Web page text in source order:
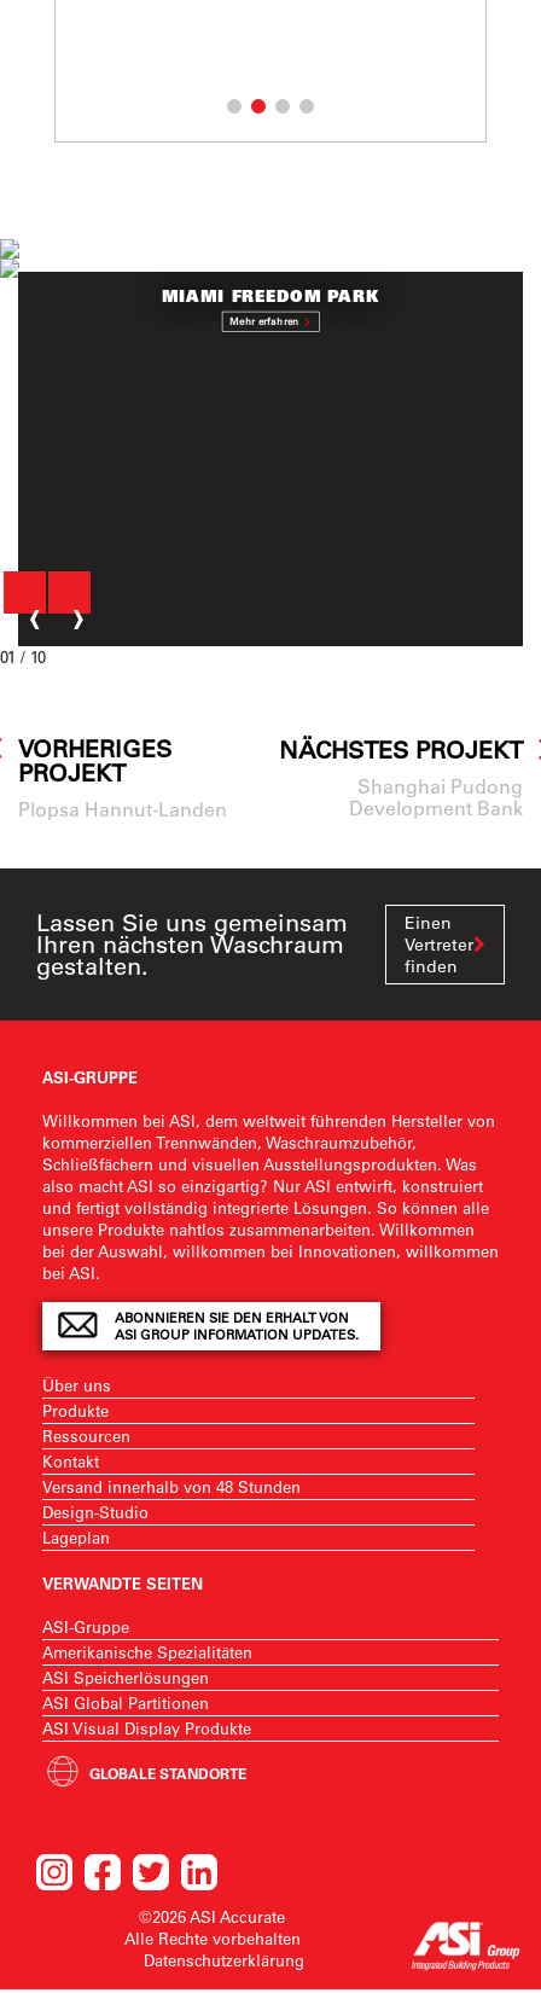
MIAMI FREEDOM PARK
Mehr erfahren
01 / 10
‹ ›
NÄCHSTES PROJEKT
Shanghai Pudong
Development Bank
VORHERIGES
PROJEKT
Plopsa Hannut-Landen
Lassen Sie uns gemeinsam
Ihren nächsten Waschraum
gestalten.
Einen
Vertreter
finden
ASI-GRUPPE
Willkommen bei ASI, dem weltweit führenden Hersteller von
kommerziellen Trennwänden, Waschraumzubehör,
Schließfächern und visuellen Ausstellungsprodukten. Was
also macht ASI so einzigartig? Nur ASI entwirft, konstruiert
und fertigt vollständig integrierte Lösungen. So können alle
unsere Produkte nahtlos zusammenarbeiten. Willkommen
bei der Auswahl, willkommen bei Innovationen, willkommen
bei ASI.
ABONNIEREN SIE DEN ERHALT VON
ASI GROUP INFORMATION UPDATES.
Über uns
Produkte
Ressourcen
Kontakt
Versand innerhalb von 48 Stunden
Design-Studio
Lageplan
VERWANDTE SEITEN
ASI-Gruppe
Amerikanische Spezialitäten
ASI Speicherlösungen
ASI Global Partitionen
ASI Visual Display Produkte
GLOBALE STANDORTE
©2026 ASI Accurate
Alle Rechte vorbehalten
Datenschutzerklärung